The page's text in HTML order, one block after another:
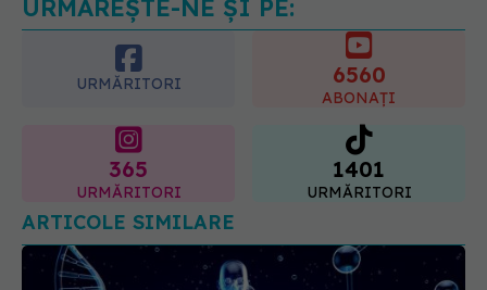
prevenție și tratament, explicate de
dr. Tudor Ciuhodaru6560
ABONAȚI
365
URMĂRITORI
1401
URMĂRITORI
ARTICOLE SIMILARE